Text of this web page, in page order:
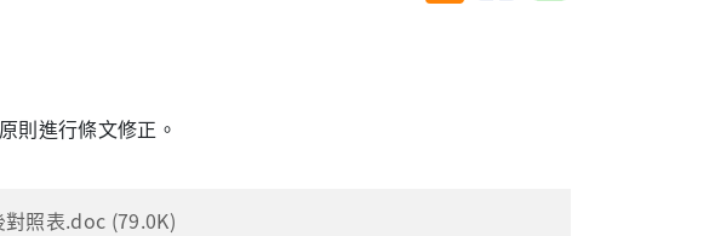
則進行條文修正。
照表.doc (79.0K)